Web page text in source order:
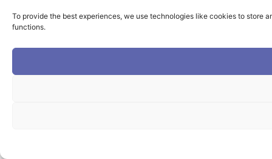
To provide the best experiences, we use technologies like cookies to store
functions.